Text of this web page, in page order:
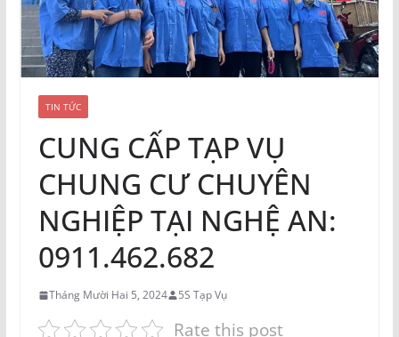
TIN TỨC
CUNG CẤP TẠP VỤ
CHUNG CƯ CHUYÊN
NGHIỆP TẠI NGHỆ AN:
0911.462.682
Tháng Mười Hai 5, 2024 5S Tạp Vụ
Rate this post